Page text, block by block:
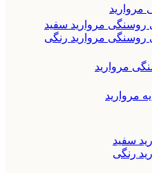
روسنگی مروارید سفید
روسنگی مروارید رنگی
مروارید
مروارید
سفید
رنگی